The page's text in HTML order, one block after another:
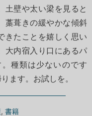
土壁や太い梁を見ると
藁葺きの緩やかな傾斜
きたことを嬉しく思い
大内宿入り口にあるパ
種類は少ないのです
ます。お試しを。
, 書籍